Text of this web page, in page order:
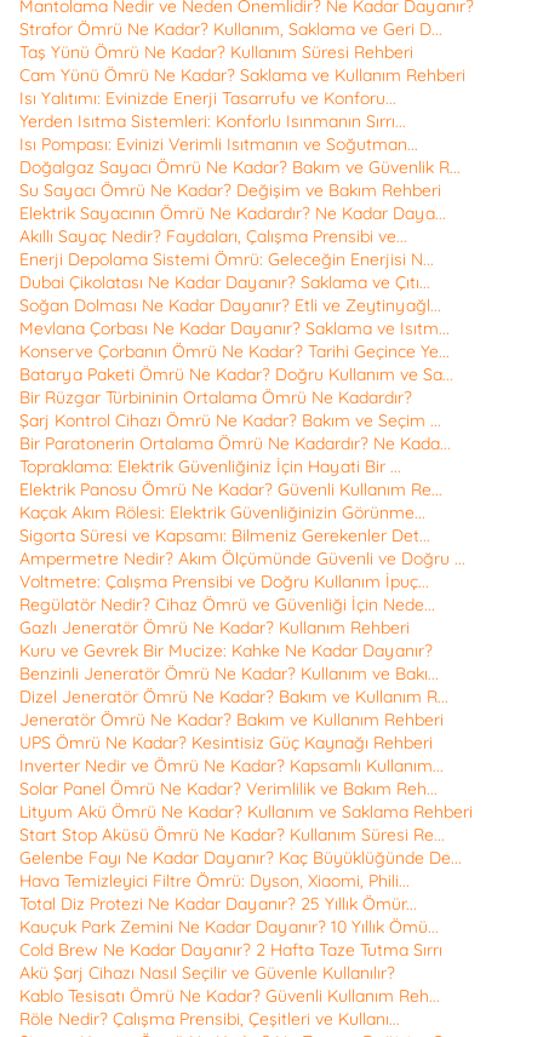
Mantolama Nedir ve Neden Önemlidir? Ne Kadar Dayanır?
Strafor Ömrü Ne Kadar? Kullanım, Saklama ve Geri D...
Taş Yünü Ömrü Ne Kadar? Kullanım Süresi Rehberi
Cam Yünü Ömrü Ne Kadar? Saklama ve Kullanım Rehberi
Isı Yalıtımı: Evinizde Enerji Tasarrufu ve Konforu...
Yerden Isıtma Sistemleri: Konforlu Isınmanın Sırrı...
Isı Pompası: Evinizi Verimli Isıtmanın ve Soğutman...
Doğalgaz Sayacı Ömrü Ne Kadar? Bakım ve Güvenlik R...
Su Sayacı Ömrü Ne Kadar? Değişim ve Bakım Rehberi
Elektrik Sayacının Ömrü Ne Kadardır? Ne Kadar Daya...
Akıllı Sayaç Nedir? Faydaları, Çalışma Prensibi ve...
Enerji Depolama Sistemi Ömrü: Geleceğin Enerjisi N...
Dubai Çikolatası Ne Kadar Dayanır? Saklama ve Çıtı...
Soğan Dolması Ne Kadar Dayanır? Etli ve Zeytinyağl...
Mevlana Çorbası Ne Kadar Dayanır? Saklama ve Isıtm...
Konserve Çorbanın Ömrü Ne Kadar? Tarihi Geçince Ye...
Batarya Paketi Ömrü Ne Kadar? Doğru Kullanım ve Sa...
Bir Rüzgar Türbininin Ortalama Ömrü Ne Kadardır?
Şarj Kontrol Cihazı Ömrü Ne Kadar? Bakım ve Seçim ...
Bir Paratonerin Ortalama Ömrü Ne Kadardır? Ne Kada...
Topraklama: Elektrik Güvenliğiniz İçin Hayati Bir ...
Elektrik Panosu Ömrü Ne Kadar? Güvenli Kullanım Re...
Kaçak Akım Rölesi: Elektrik Güvenliğinizin Görünme...
Sigorta Süresi ve Kapsamı: Bilmeniz Gerekenler Det...
Ampermetre Nedir? Akım Ölçümünde Güvenli ve Doğru ...
Voltmetre: Çalışma Prensibi ve Doğru Kullanım İpuç...
Regülatör Nedir? Cihaz Ömrü ve Güvenliği İçin Nede...
Gazlı Jeneratör Ömrü Ne Kadar? Kullanım Rehberi
Kuru ve Gevrek Bir Mucize: Kahke Ne Kadar Dayanır?
Benzinli Jeneratör Ömrü Ne Kadar? Kullanım ve Bakı...
Dizel Jeneratör Ömrü Ne Kadar? Bakım ve Kullanım R...
Jeneratör Ömrü Ne Kadar? Bakım ve Kullanım Rehberi
UPS Ömrü Ne Kadar? Kesintisiz Güç Kaynağı Rehberi
Inverter Nedir ve Ömrü Ne Kadar? Kapsamlı Kullanım...
Solar Panel Ömrü Ne Kadar? Verimlilik ve Bakım Reh...
Lityum Akü Ömrü Ne Kadar? Kullanım ve Saklama Rehberi
Start Stop Aküsü Ömrü Ne Kadar? Kullanım Süresi Re...
Gelenbe Fayı Ne Kadar Dayanır? Kaç Büyüklüğünde De...
Hava Temizleyici Filtre Ömrü: Dyson, Xiaomi, Phili...
Total Diz Protezi Ne Kadar Dayanır? 25 Yıllık Ömür...
Kauçuk Park Zemini Ne Kadar Dayanır? 10 Yıllık Ömü...
Cold Brew Ne Kadar Dayanır? 2 Hafta Taze Tutma Sırrı
Akü Şarj Cihazı Nasıl Seçilir ve Güvenle Kullanılır?
Kablo Tesisatı Ömrü Ne Kadar? Güvenli Kullanım Reh...
Röle Nedir? Çalışma Prensibi, Çeşitleri ve Kullanı...